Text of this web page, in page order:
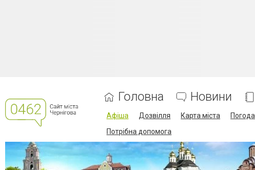
Головна Новини
Афіша Дозвілля Карта міста Погода
Потрібна допомога